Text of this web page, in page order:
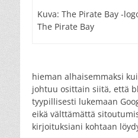
Kuva: The Pi­rate Bay -
The Pirate Bay
hieman alhaisemmaksi
johtuu osittain siitä, että
tyypillisesti lukemaan
eikä välttämättä
kirjoituksiani kohtaan